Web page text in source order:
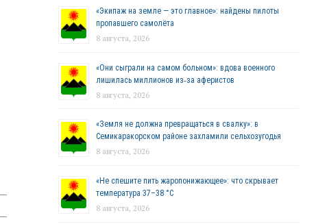
«Экипаж на земле — это главное»: найдены пилоты
пропавшего самолёта
8 августа, 2026
«Они сыграли на самом больном»: вдова военного
лишилась миллионов из‑за аферистов
8 августа, 2026
«Земля не должна превращаться в свалку»: в
Семикаракорском районе захламили сельхозугодья
8 августа, 2026
«Не спешите пить жаропонижающее»: что скрывает
температура 37–38 °C
8 августа, 2026